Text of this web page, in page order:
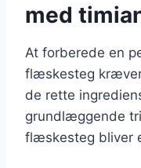
med
At forberede en
flæskesteg
de rette
grundlæggende
flæskesteg bliver